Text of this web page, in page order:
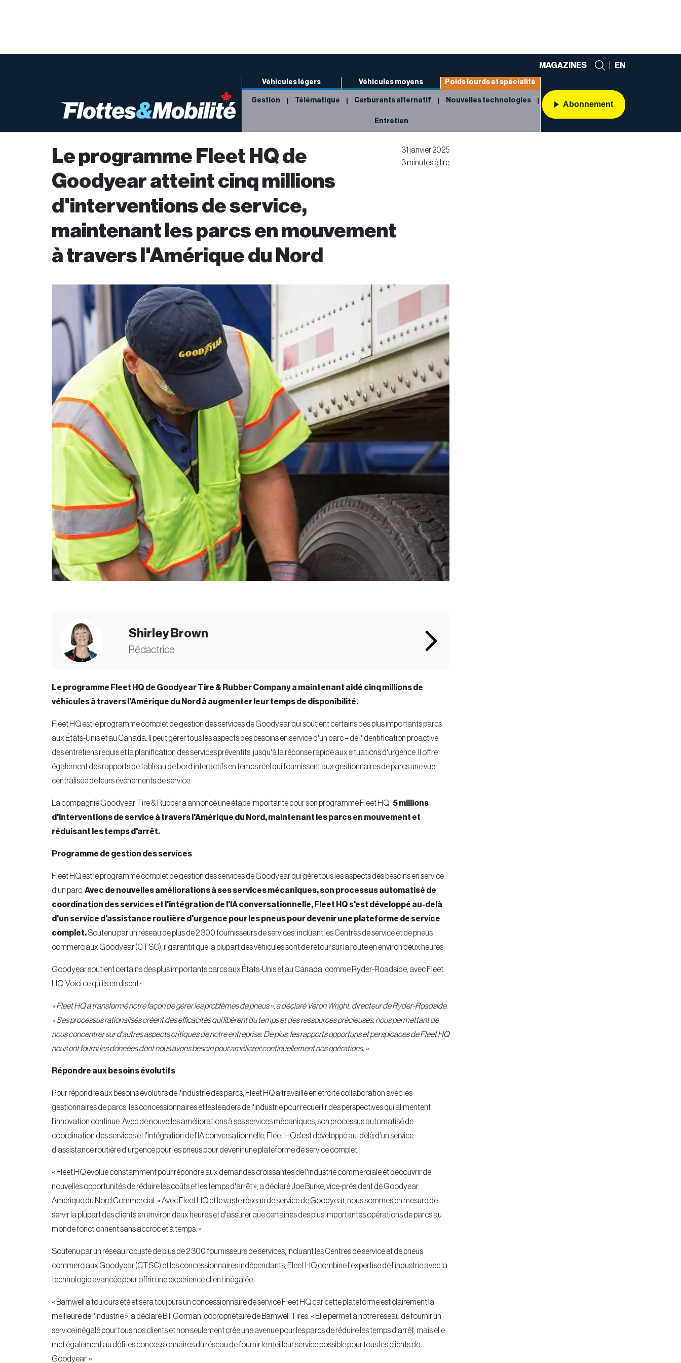
MAGAZINES EN
Véhicules légers Véhicules moyens Poids lourds et spécialité
Gestion Télématique Carburants alternatif Nouvelles technologies
Entretien
Abonnement
Le programme Fleet HQ de
Goodyear atteint cinq millions
d'interventions de service,
maintenant les parcs en mouvement
à travers l'Amérique du Nord
31 janvier 2025
3 minutes à lire
Shirley Brown
Rédactrice
Le programme Fleet HQ de Goodyear Tire & Rubber Company a maintenant aidé cinq millions de
véhicules à travers l'Amérique du Nord à augmenter leur temps de disponibilité.
Fleet HQ est le programme complet de gestion des services de Goodyear qui soutient certains des plus importants parcs
aux États-Unis et au Canada. Il peut gérer tous les aspects des besoins en service d'un parc – de l'identification proactive
des entretiens requis et la planification des services préventifs, jusqu'à la réponse rapide aux situations d'urgence. Il offre
également des rapports de tableau de bord interactifs en temps réel qui fournissent aux gestionnaires de parcs une vue
centralisée de leurs événements de service.
La compagnie Goodyear Tire & Rubber a annoncé une étape importante pour son programme Fleet HQ :5 millions
d'interventions de service à travers l'Amérique du Nord, maintenant les parcs en mouvement et
réduisant les temps d'arrêt.
Programme de gestion des services
Fleet HQ est le programme complet de gestion des services de Goodyear qui gère tous les aspects des besoins en service
d'un parc. Avec de nouvelles améliorations à ses services mécaniques, son processus automatisé de
coordination des services et l'intégration de l'IA conversationnelle, Fleet HQ s'est développé au-delà
d'un service d'assistance routière d'urgence pour les pneus pour devenir une plateforme de service
complet.Soutenu par un réseau de plus de 2 300 fournisseurs de services, incluant les Centres de service et de pneus
commerciaux Goodyear (CTSC), il garantit que la plupart des véhicules sont de retour sur la route en environ deux heures.
Goodyear soutient certains des plus importants parcs aux États-Unis et au Canada, comme Ryder-Roadside, avec Fleet
HQ. Voici ce qu'ils en disent :
« Fleet HQ a transformé notre façon de gérer les problèmes de pneus », a déclaré Veron Wright, directeur de Ryder-Roadside.
« Ses processus rationalisés créent des efficacités qui libèrent du temps et des ressources précieuses, nous permettant de
nous concentrer sur d'autres aspects critiques de notre entreprise. De plus, les rapports opportuns et perspicaces de Fleet HQ
nous ont fourni les données dont nous avons besoin pour améliorer continuellement nos opérations. »
Répondre aux besoins évolutifs
Pour répondre aux besoins évolutifs de l'industrie des parcs, Fleet HQ a travaillé en étroite collaboration avec les
gestionnaires de parcs, les concessionnaires et les leaders de l'industrie pour recueillir des perspectives qui alimentent
l'innovation continue. Avec de nouvelles améliorations à ses services mécaniques, son processus automatisé de
coordination des services et l'intégration de l'IA conversationnelle, Fleet HQ s'est développé au-delà d'un service
d'assistance routière d'urgence pour les pneus pour devenir une plateforme de service complet.
« Fleet HQ évolue constamment pour répondre aux demandes croissantes de l'industrie commerciale et découvrir de
nouvelles opportunités de réduire les coûts et les temps d'arrêt », a déclaré Joe Burke, vice-président de Goodyear
Amérique du Nord Commercial. « Avec Fleet HQ et le vaste réseau de service de Goodyear, nous sommes en mesure de
servir la plupart des clients en environ deux heures et d'assurer que certaines des plus importantes opérations de parcs au
monde fonctionnent sans accroc et à temps. »
Soutenu par un réseau robuste de plus de 2 300 fournisseurs de services, incluant les Centres de service et de pneus
commerciaux Goodyear (CTSC) et les concessionnaires indépendants, Fleet HQ combine l'expertise de l'industrie avec la
technologie avancée pour offrir une expérience client inégalée.
« Barnwell a toujours été et sera toujours un concessionnaire de service Fleet HQ car cette plateforme est clairement la
meilleure de l'industrie », a déclaré Bill Gorman, copropriétaire de Barnwell Tires. « Elle permet à notre réseau de fournir un
service inégalé pour tous nos clients et non seulement crée une avenue pour les parcs de réduire les temps d'arrêt, mais elle
met également au défi les concessionnaires du réseau de fournir le meilleur service possible pour tous les clients de
Goodyear. »